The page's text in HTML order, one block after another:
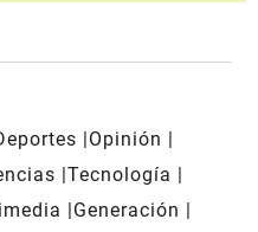
Opinión
Tecnología
Generación